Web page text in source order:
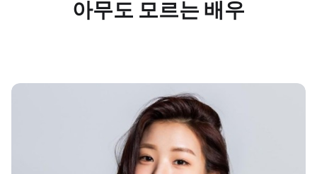
아무도 모르는 배우